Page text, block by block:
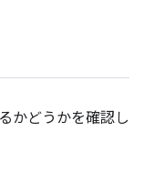
かどうかを確認し